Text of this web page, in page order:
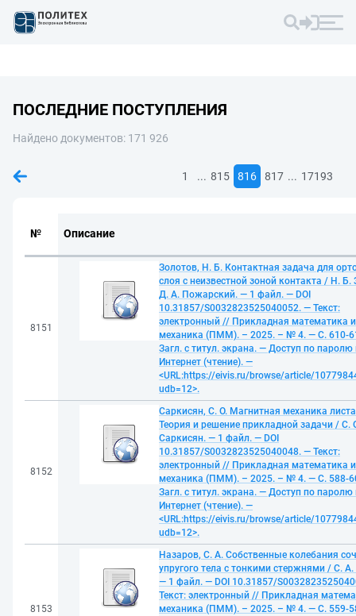
ПОСЛЕДНИЕ ПОСТУПЛЕНИЯ
Найдено документов: 171 926
1 ... 815 816 817 ... 17193
№ Описание
8151
Золотов, Н. Б. Контактная задача для
слоя с неизвестной зоной контакта / Н. Б.
Д. А. Пожарский. — 1 файл. — DOI
10.31857/S0032823525040052. — Текст:
электронный // Прикладная математика и
механика (ПММ). – 2025. – № 4. — С. 610-
Загл. с титул. экрана. — Доступ по паролю
Интернет (чтение). —
<URL:https://eivis.ru/browse/article/
udb=12>.
8152
Саркисян, С. О. Магнитная механика
Теория и решение прикладной задачи / С.
Саркисян. — 1 файл. — DOI
10.31857/S0032823525040048. — Текст:
электронный // Прикладная математика и
механика (ПММ). – 2025. – № 4. — С. 588-
Загл. с титул. экрана. — Доступ по паролю
Интернет (чтение). —
<URL:https://eivis.ru/browse/article/
udb=12>.
8153
Назаров, С. А. Собственные колебания
упругого тела с тонкими стержнями / С.
— 1 файл. — DOI 10.31857/
Текст: электронный // Прикладная
механика (ПММ). – 2025. – № 4. — С. 559-